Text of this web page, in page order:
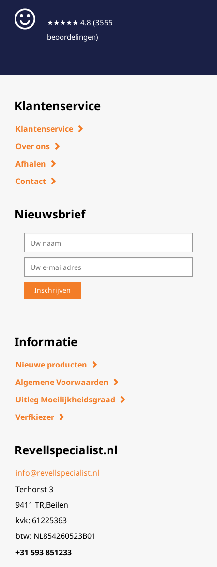
★★★★★ 4.8 (3555
beoordelingen)
Klantenservice
Klantenservice
Over ons
Afhalen
Contact
Nieuwsbrief
Informatie
Nieuwe producten
Algemene Voorwaarden
Uitleg Moeilijkheidsgraad
Verfkiezer
Revellspecialist.nl
info@revellspecialist.nl
Terhorst 3
9411 TR,Beilen
kvk: 61225363
btw: NL854260523B01
+31 593 851233